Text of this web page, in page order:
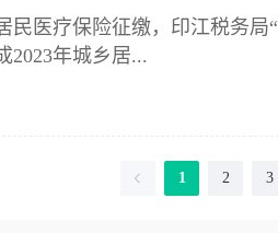
民医疗保险征缴，印江税务
2023年城乡居...
1 2 3